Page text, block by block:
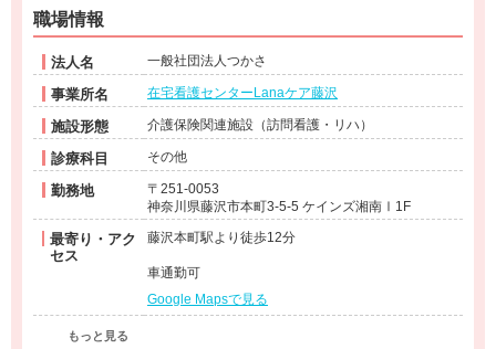
職場情報
法人名 一般社団法人つかさ
事業所名 在宅看護センターLanaケア藤沢
施設形態 介護保険関連施設（訪問看護・リハ）
診療科目 その他
勤務地
〒251-0053
神奈川県藤沢市本町3-5-5 ケインズ湘南Ⅰ1F
最寄り・アク
セス
藤沢本町駅より徒歩12分
車通勤可
Google Mapsで見る
もっと見る